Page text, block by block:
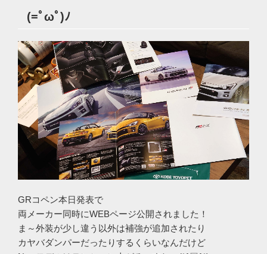
(=ﾟωﾟ)ﾉ
GRコペン本日発表で
両メーカー同時にWEBページ公開されました！
ま～外装が少し違う以外は補強が追加されたり
カヤバダンパーだったりするくらいなんだけど